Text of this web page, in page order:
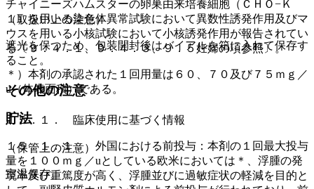
チャイニーズハムスターの卵巣由来培養細胞（ＣＨＯ−Ｋ
１）を用いる染色体異常試験において異数性誘発作用及びマ
ウスを用いる小核試験において小核誘発作用が報告されてい
る〔９．４．１、９．４．３、９．５妊婦の項参照〕。
＊）本剤の承認された１回用量は６０、７０及び７５ｍｇ／
u（体表面積）である。
貯法
（保管上の注意）
室温保存。
（取扱い上の注意）
遮光を保つため、包装開封後はバイアルを箱に入れて保存す
ること。
その他の注意
１５．１． 臨床使用に基づく情報
１５．１．１． 外国における前投与：本剤の１回最大投与
量を１００ｍｇ／uとしている欧米においては＊、浮腫の発
現率及び重篤度が高く、浮腫並びに過敏症状の軽減を目的と